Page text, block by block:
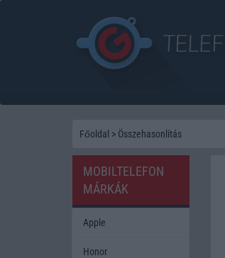
Főoldal > Összehasonlítás
MOBILTELEFON
MÁRKÁK
Apple
Honor